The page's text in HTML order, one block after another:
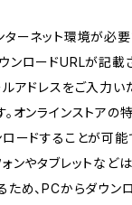
ーネット環境が必要
ロードURLが記載
アドレスをご入力い
オンラインストアの
ードすることが可能
ンやタブレットなど
ため、PCからダウン